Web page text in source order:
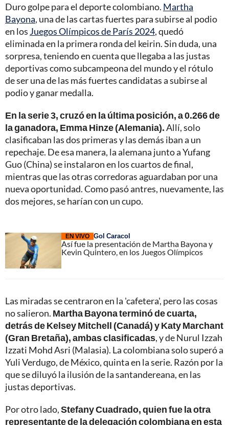
Duro golpe para el deporte colombiano. Martha
Bayona, una de las cartas fuertes para subirse al podio
en los Juegos Olímpicos de París 2024, quedó
eliminada en la primera ronda del keirin. Sin duda, una
sorpresa, teniendo en cuenta que llegaba a las justas
deportivas como subcampeona del mundo y el rótulo
de ser una de las más fuertes candidatas a subirse al
podio y ganar medalla.
En la serie 3, cruzó en la última posición, a 0.266 de
la ganadora, Emma Hinze (Alemania).Allí, solo
clasificaban las dos primeras y las demás iban a un
repechaje. De esa manera, la alemana junto a Yufang
Guo (China) se instalaron en los cuartos de final,
mientras que las otras corredoras aguardaban por una
nueva oportunidad. Como pasó antres, nuevamente, las
dos mejores, se harían con un cupo.
EN VIVO Gol Caracol
Así fue la presentación de Martha Bayona y
Kevin Quintero, en los Juegos Olímpicos
Las miradas se centraron en la 'cafetera', pero las cosas
no salieron. Martha Bayona terminó de cuarta,
detrás de Kelsey Mitchell (Canadá) y Katy Marchant
(Gran Bretaña), ambas clasificadas, y de Nurul Izzah
Izzati Mohd Asri (Malasia). La colombiana solo superó a
Yuli Verdugo, de México, quinta en la serie. Razón por la
que se diluyó la ilusión de la santandereana, en las
justas deportivas.
Por otro lado,Stefany Cuadrado, quien fue la otra
representante de la delegación colombiana en esta